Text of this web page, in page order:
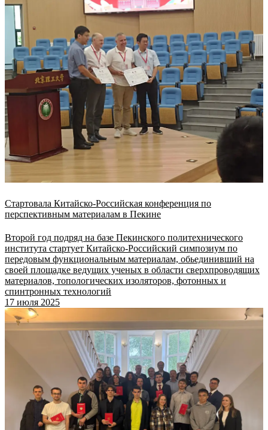
Стартовала Китайско-Российская конференция по
перспективным материалам в Пекине
Второй год подряд на базе Пекинского политехнического
института стартует Китайско-Российский симпозиум по
передовым функциональным материалам, обьединивший на
своей площадке ведущих ученых в области сверхпроводящих
материалов, топологических изоляторов, фотонных и
спинтронных технологий
17 июля 2025